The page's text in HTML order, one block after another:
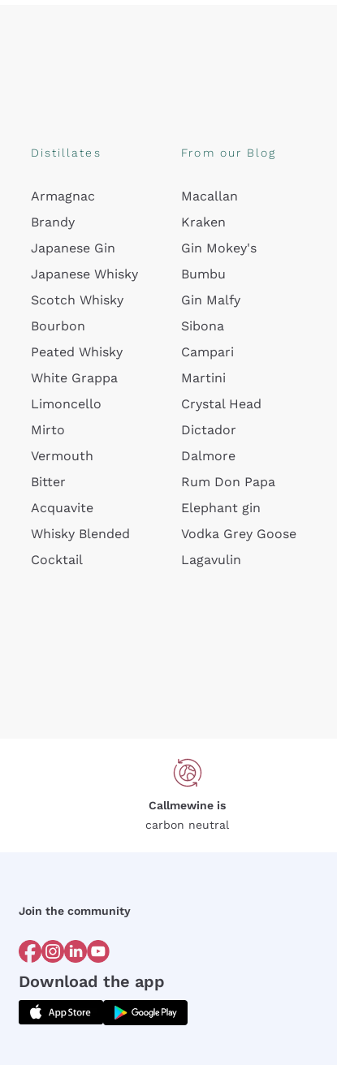
Distillates
Armagnac
Brandy
Japanese Gin
Japanese Whisky
Scotch Whisky
Bourbon
Peated Whisky
White Grappa
Limoncello
Mirto
Vermouth
Bitter
Acquavite
Whisky Blended
Cocktail
From our Blog
Macallan
Kraken
Gin Mokey's
Bumbu
Gin Malfy
Sibona
Campari
Martini
Crystal Head
Dictador
Dalmore
Rum Don Papa
Elephant gin
Vodka Grey Goose
Lagavulin
Callmewine is
carbon neutral
Join the community
Download the app